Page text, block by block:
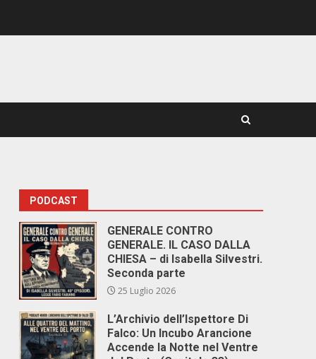
PODCAST
GENERALE CONTRO
GENERALE. IL CASO DALLA
CHIESA – di Isabella Silvestri.
Seconda parte
25 Luglio 2026
L’Archivio dell’Ispettore Di
Falco: Un Incubo Arancione
Accende la Notte nel Ventre